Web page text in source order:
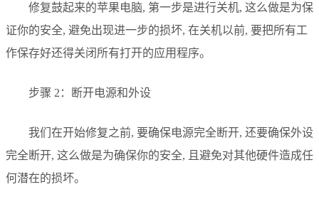
修复鼓起来的苹果电脑, 第一步是进行关机, 这么做是为保
证你的安全, 避免出现进一步的损坏, 在关机以前, 要把所有工
作保存好还得关闭所有打开的应用程序。
步骤 2：断开电源和外设
我们在开始修复之前, 要确保电源完全断开, 还要确保外设
完全断开, 这么做是为确保你的安全, 且避免对其他硬件造成任
何潜在的损坏。